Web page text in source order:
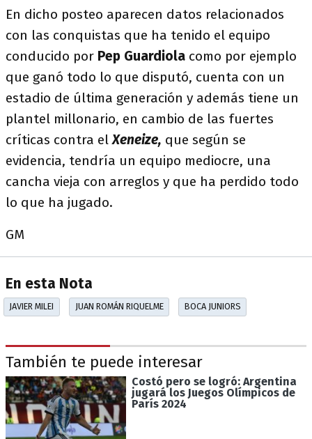
En dicho posteo aparecen datos relacionados
con las conquistas que ha tenido el equipo
conducido por Pep Guardiola como por ejemplo
que ganó todo lo que disputó, cuenta con un
estadio de última generación y además tiene un
plantel millonario, en cambio de las fuertes
críticas contra elXeneize, que según se
evidencia, tendría un equipo mediocre, una
cancha vieja con arreglos y que ha perdido todo
lo que ha jugado.
GM
En esta Nota
JAVIER MILEI JUAN ROMÁN RIQUELME BOCA JUNIORS
También te puede interesar
Costó pero se logró: Argentina
jugará los Juegos Olímpicos de
París 2024